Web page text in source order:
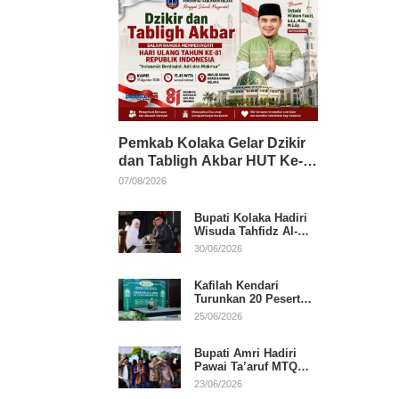
Pemkab Kolaka Gelar Dzikir
dan Tabligh Akbar HUT Ke-
81 RI, Hadirkan Dai Nasional
07/08/2026
Bupati Kolaka Hadiri
Wisuda Tahfidz Al-
Qur’an, Komitmen
30/06/2026
Kafilah Kendari
Turunkan 20 Peserta
pada Hari Pertama
25/06/2026
Bupati Amri Hadiri
Pawai Ta’aruf MTQ
XXXI Sultra, Beri
23/06/2026